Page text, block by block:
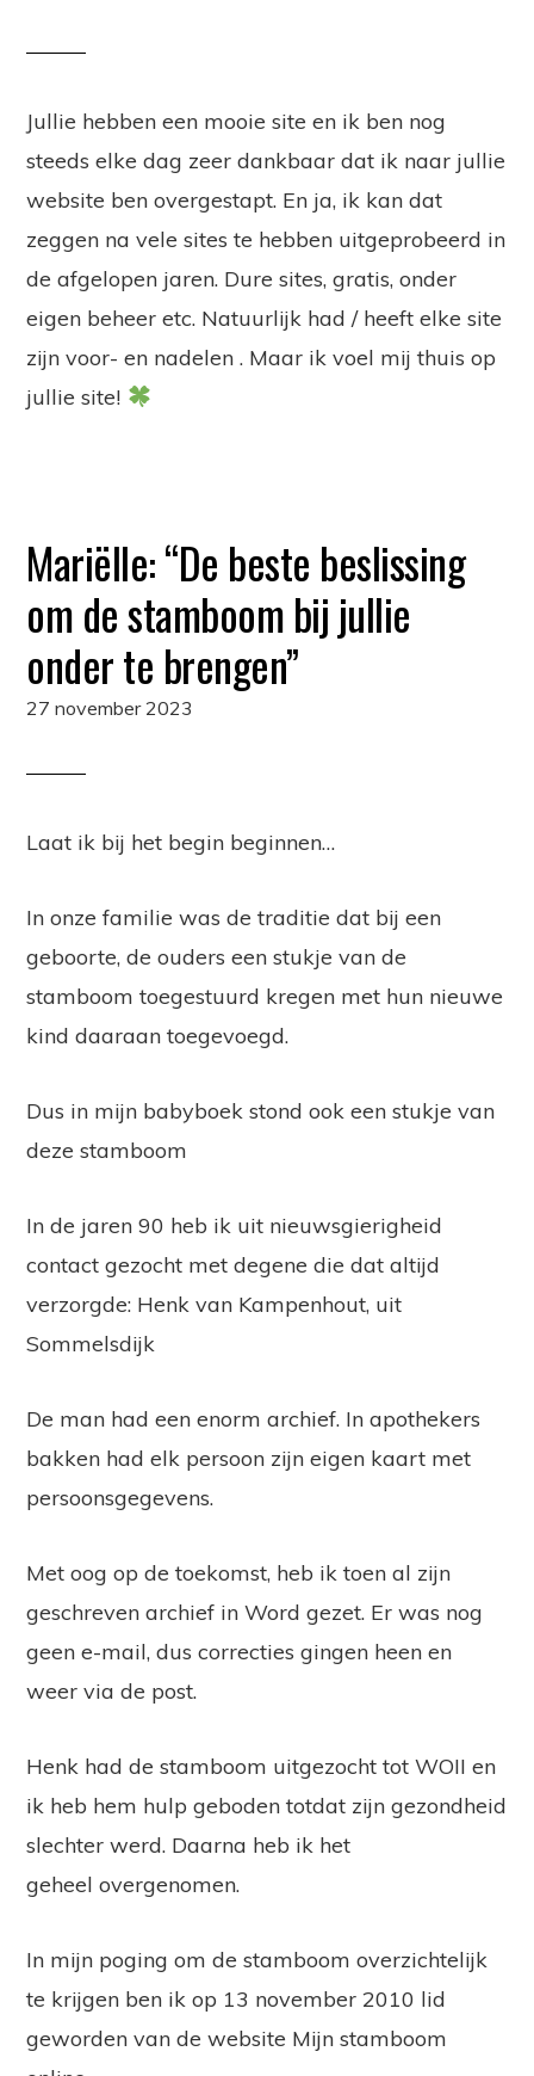
Jullie hebben een mooie site en ik ben nog
steeds elke dag zeer dankbaar dat ik naar jullie
website ben overgestapt. En ja, ik kan dat
zeggen na vele sites te hebben uitgeprobeerd in
de afgelopen jaren. Dure sites, gratis, onder
eigen beheer etc. Natuurlijk had / heeft elke site
zijn voor- en nadelen . Maar ik voel mij thuis op
jullie site!
Mariëlle: “De beste beslissing
om de stamboom bij jullie
onder te brengen”
27 november 2023
Laat ik bij het begin beginnen…
In onze familie was de traditie dat bij een
geboorte, de ouders een stukje van de
stamboom toegestuurd kregen met hun nieuwe
kind daaraan toegevoegd.
Dus in mijn babyboek stond ook een stukje van
deze stamboom
In de jaren 90 heb ik uit nieuwsgierigheid
contact gezocht met degene die dat altijd
verzorgde: Henk van Kampenhout, uit
Sommelsdijk
De man had een enorm archief. In apothekers
bakken had elk persoon zijn eigen kaart met
persoonsgegevens.
Met oog op de toekomst, heb ik toen al zijn
geschreven archief in Word gezet. Er was nog
geen e-mail, dus correcties gingen heen en
weer via de post.
Henk had de stamboom uitgezocht tot WOII en
ik heb hem hulp geboden totdat zijn gezondheid
slechter werd. Daarna heb ik het
geheel overgenomen.
In mijn poging om de stamboom overzichtelijk
te krijgen ben ik op 13 november 2010 lid
geworden van de website Mijn stamboom